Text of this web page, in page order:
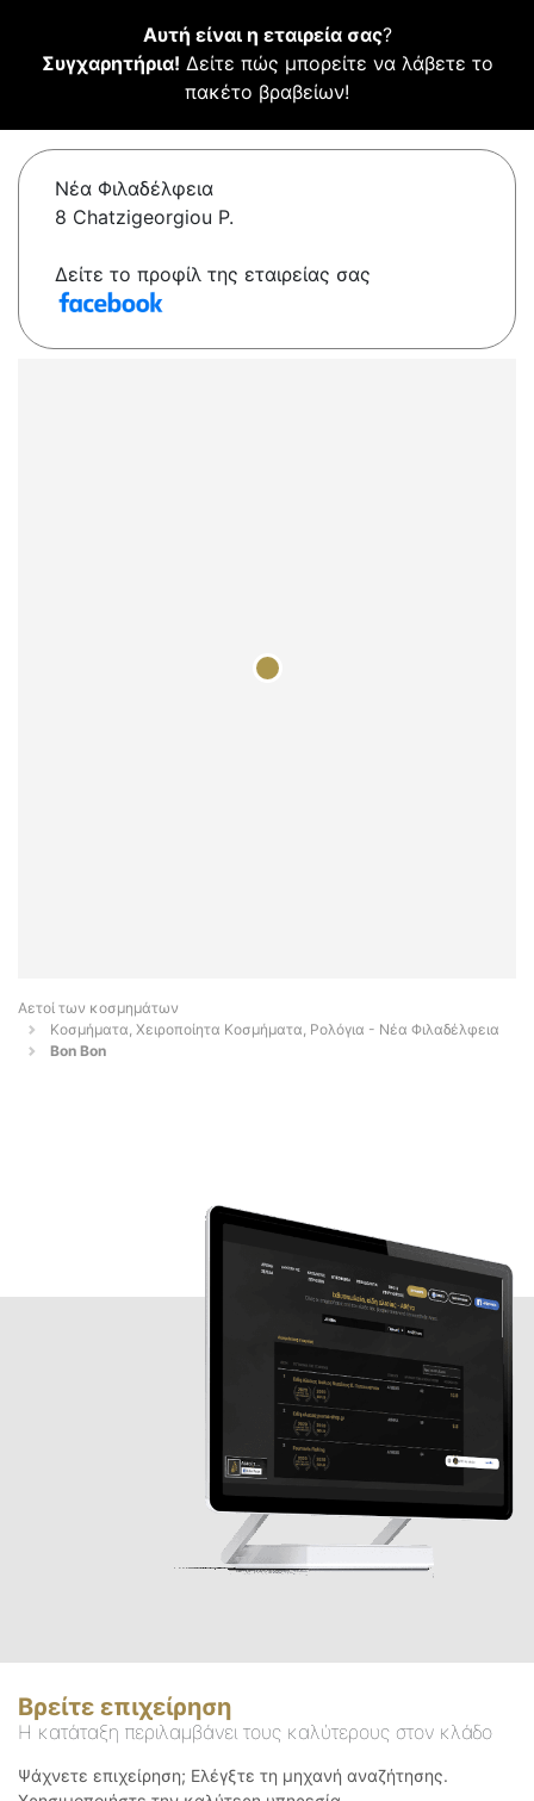
Αυτή είναι η εταιρεία σας?
Συγχαρητήρια! Δείτε πώς μπορείτε να λάβετε το
πακέτο βραβείων!
Νέα Φιλαδέλφεια
8 Chatzigeorgiou P.
Δείτε το προφίλ της εταιρείας σας
Αετοί των κοσμημάτων
Κοσμήματα, Χειροποίητα Κοσμήματα, Ρολόγια - Νέα Φιλαδέλφεια
Bon Bon
Βρείτε επιχείρηση
Η κατάταξη περιλαμβάνει τους καλύτερους στον κλάδο
Ψάχνετε επιχείρηση; Ελέγξτε τη μηχανή αναζήτησης.